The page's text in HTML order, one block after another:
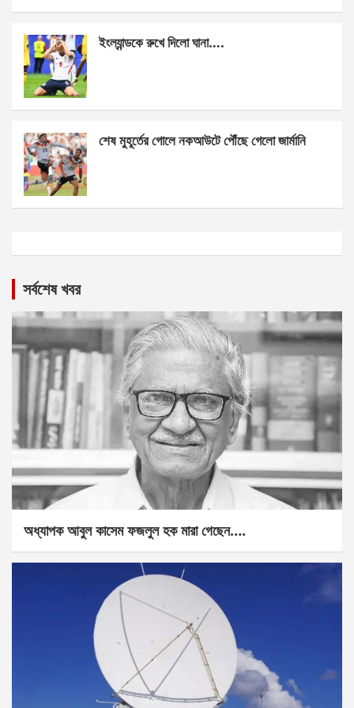
ইংল্যান্ডকে রুখে দিলো ঘানা….
শেষ মুহূর্তের গোলে নকআউটে পৌঁছে গেলো জার্মানি
সর্বশেষ খবর
অধ্যাপক আবুল কাসেম ফজলুল হক মারা গেছেন….